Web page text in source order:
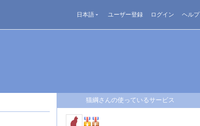
日本語 ユーザー登録 ログイン ヘルプ
猫綱さんの使っているサービス